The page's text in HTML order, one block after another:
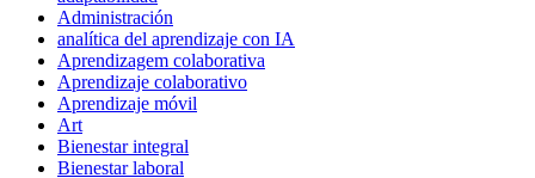
Administración
analítica del aprendizaje con IA
Aprendizagem colaborativa
Aprendizaje colaborativo
Aprendizaje móvil
Art
Bienestar integral
Bienestar laboral